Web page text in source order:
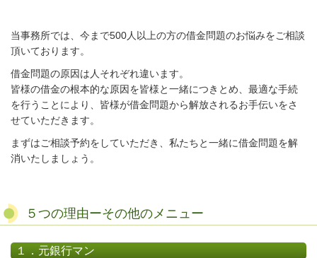
当事務所では、今まで500人以上の方の借金問題のお悩みをご相談
頂いております。
借金問題の原因は人それぞれ違います。
皆様の借金の根本的な原因を皆様と一緒につきとめ、最適な手続
を行うことにより、皆様が借金問題から解放されるお手伝いをさ
せていただきます。
まずはご相談予約をしていただき、私たちと一緒に借金問題を解
消いたしましょう。
５つの理由ーその他のメニュー
１．元銀行マン